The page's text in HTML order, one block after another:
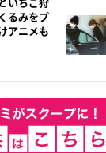
るみをプ
アニメも